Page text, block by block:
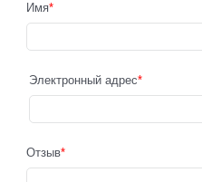
Имя
Электронный адрес
Отзыв